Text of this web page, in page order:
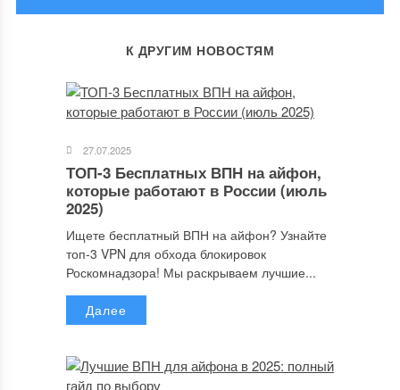
ОСТАВИТЬ КОММЕНТАРИЙ
Ваш адрес email не будет опубликован.
помечены*
К ДРУГИМ НОВОСТЯМ
27.07.2025
ТОП-3 Бесплатных ВПН на айфон,
которые работают в России (июль
2025)
Ищете бесплатный ВПН на айфон? Узнайте
топ-3 VPN для обхода блокировок
Роскомнадзора! Мы раскрываем лучшие...
Далее